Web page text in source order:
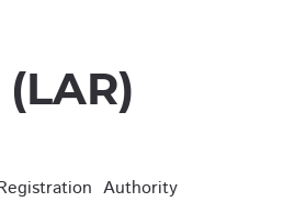
Authority